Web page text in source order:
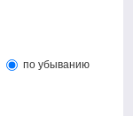
по убыванию